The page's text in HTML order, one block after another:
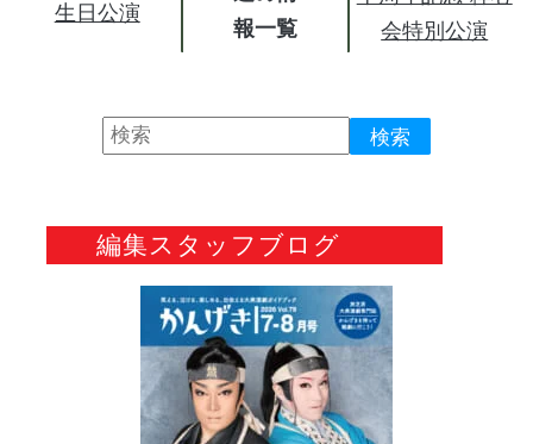
生日公演
報
会特別公演
編集スタッフブログ